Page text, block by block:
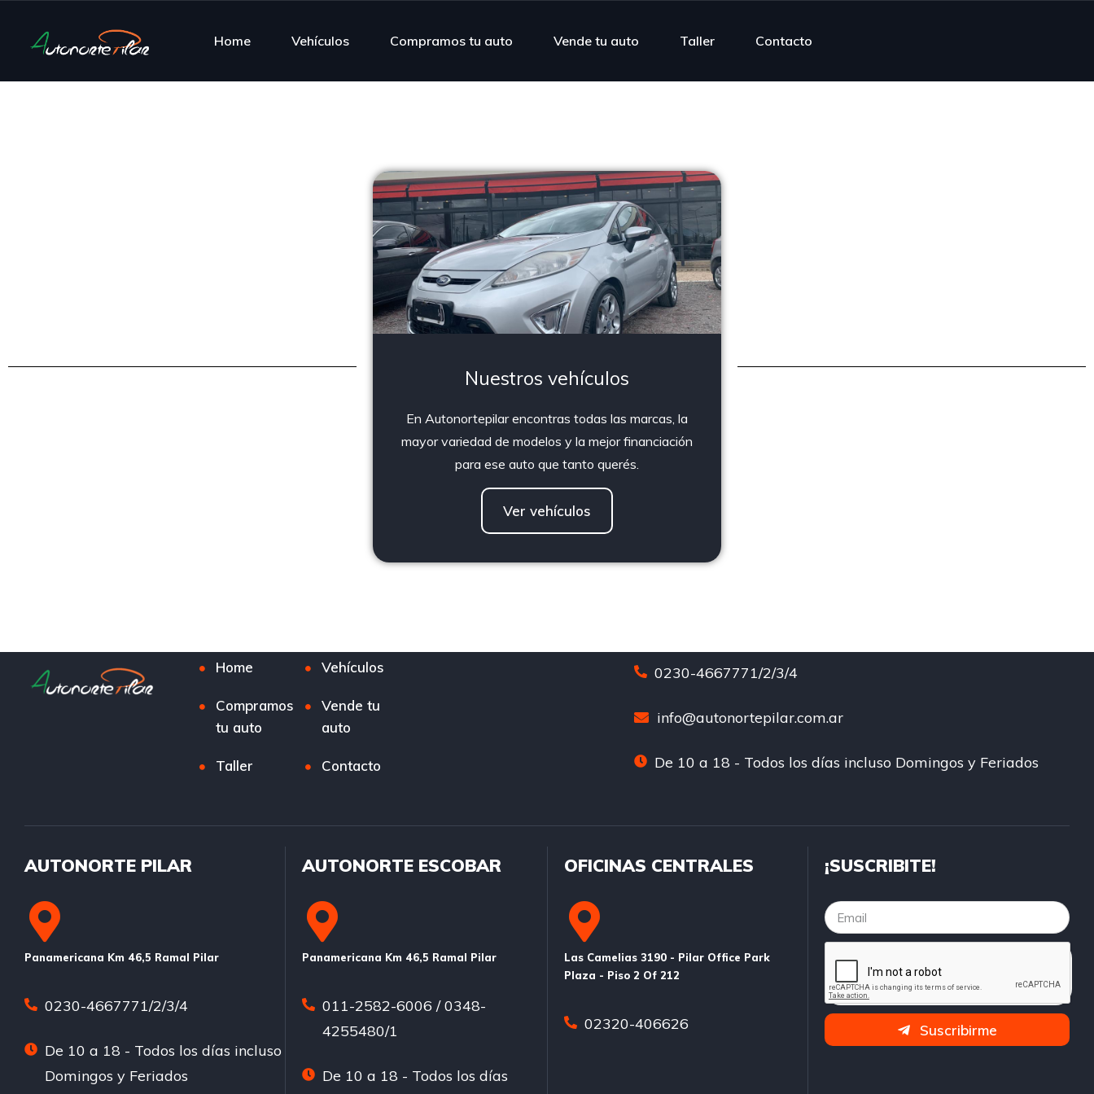
Home Vehículos Compramos tu auto Vende tu auto Taller Contacto
Nuestros vehículos
En Autonortepilar encontras todas las marcas, la
mayor variedad de modelos y la mejor financiación
para ese auto que tanto querés.
Ver vehículos
Home Vehículos
Compramos
tu auto
Vende tu
auto
Taller Contacto
0230-4667771/2/3/4
info@autonortepilar.com.ar
De 10 a 18 - Todos los días incluso Domingos y Feriados
AUTONORTE PILAR
Panamericana Km 46,5 Ramal Pilar
0230-4667771/2/3/4
De 10 a 18 - Todos los días incluso
Domingos y Feriados
AUTONORTE ESCOBAR
Panamericana Km 46,5 Ramal Pilar
011-2582-6006 / 0348-
4255480/1
De 10 a 18 - Todos los días
OFICINAS CENTRALES
Las Camelias 3190 - Pilar Office Park
Plaza - Piso 2 Of 212
02320-406626
¡SUSCRIBITE!
Suscribirme